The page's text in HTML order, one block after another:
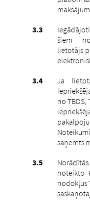
šiem
lietotājs
Ja
no TBDS,
saņemts
noteikto
nodokļus